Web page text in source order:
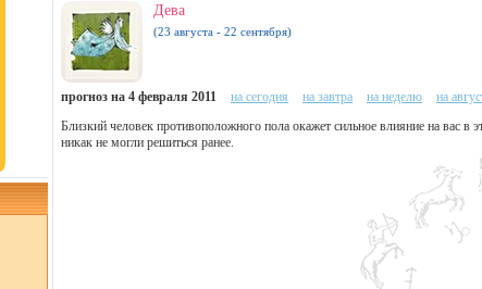
Дева
(23 августа - 22 сентября)
прогноз на 4 февраля 2011 на сегодня на завтра на неделю на
Близкий человек противоположного пола окажет сильное влияние на вас в
никак не могли решиться ранее.